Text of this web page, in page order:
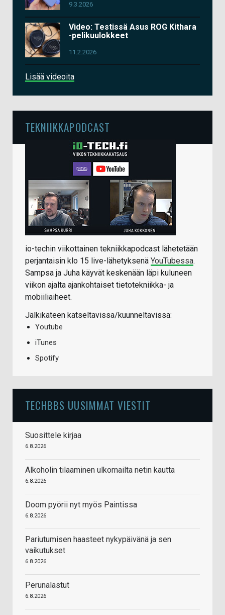
9.3.2026
Video: Testissä Asus ROG Kithara
-pelikuulokkeet
11.2.2026
Lisää videoita
TEKNIIKKAPODCAST
io-techin viikottainen tekniikkapodcast lähetetään
perjantaisin klo 15 live-lähetyksenä YouTubessa.
Sampsa ja Juha käyvät keskenään läpi kuluneen
viikon ajalta ajankohtaiset tietotekniikka- ja
mobiiliaiheet.
Jälkikäteen katseltavissa/kuunneltavissa:
Youtube
iTunes
Spotify
TECHBBS UUSIMMAT VIESTIT
Suosittele kirjaa
6.8.2026
Alkoholin tilaaminen ulkomailta netin kautta
6.8.2026
Doom pyörii nyt myös Paintissa
6.8.2026
Pariutumisen haasteet nykypäivänä ja sen
vaikutukset
6.8.2026
Perunalastut
6.8.2026